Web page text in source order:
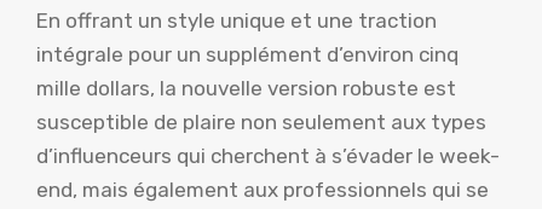
En offrant un style unique et une traction
intégrale pour un supplément d’environ cinq
mille dollars, la nouvelle version robuste est
susceptible de plaire non seulement aux types
d’influenceurs qui cherchent à s’évader le week-
end, mais également aux professionnels qui se